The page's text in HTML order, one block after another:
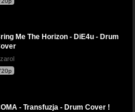
Me The Horizon - DiE4u - Drum
- Transfuzja - Drum Cover !